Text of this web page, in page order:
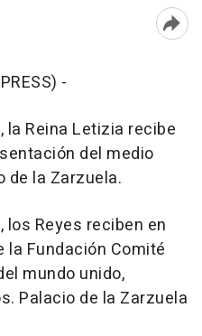
-
la Reina Letizia recibe
del medio
de la Zarzuela.
los Reyes reciben en
la Fundación Comité
mundo unido,
Palacio de la Zarzuela